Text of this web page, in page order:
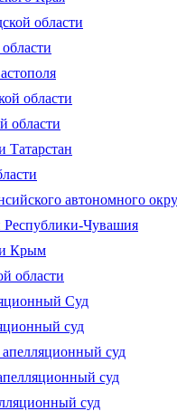
области
области
области
Татарстан
автономного
Чувашия
Крым
области
Суд
суд
суд
суд
суд